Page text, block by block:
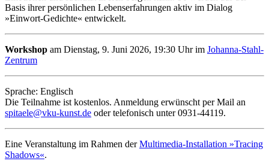
Basis ihrer persönlichen Lebenserfahrungen aktiv im Dialog
»Einwort-Gedichte« entwickelt.
Workshop am Dienstag, 9. Juni 2026, 19:30 Uhr im Johanna-Stahl-
Zentrum
Sprache: Englisch
Die Teilnahme ist kostenlos. Anmeldung erwünscht per Mail an
spitaele@vku-kunst.de oder telefonisch unter 0931-44119.
Eine Veranstaltung im Rahmen derMultimedia-Installation »Tracing
Shadows«.